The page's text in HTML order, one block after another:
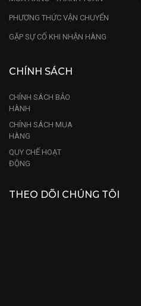
PHƯƠNG THỨC VẬN CHUYỂN
GẶP SỰ CỐ KHI NHẬN HÀNG
CHÍNH SÁCH
CHÍNH SÁCH BẢO
HÀNH
CHÍNH SÁCH MUA
HÀNG
QUY CHẾ HOẠT
ĐỘNG
THEO DÕI CHÚNG TÔI